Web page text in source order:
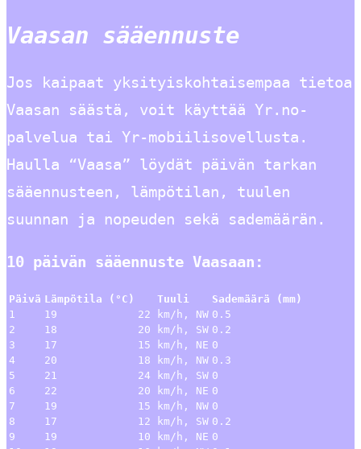
Vaasan sääennuste
Jos kaipaat yksityiskohtaisempaa tietoa
Vaasan säästä, voit käyttää Yr.no-
palvelua tai Yr-mobiilisovellusta.
Haulla “Vaasa” löydät päivän tarkan
sääennusteen, lämpötilan, tuulen
suunnan ja nopeuden sekä sademäärän.
10 päivän sääennuste Vaasaan:
Päivä Lämpötila (°C) Tuuli
Sademäärä (mm)
1
19 22 km/h, NW 0.5
2
18 20 km/h, SW 0.2
3
17 15 km/h, NE 0
4
20 18 km/h, NW 0.3
5
21 24 km/h, SW 0
6
22 20 km/h, NE 0
7
19 15 km/h, NW 0
8
17 12 km/h, SW 0.2
9
19 10 km/h, NE 0